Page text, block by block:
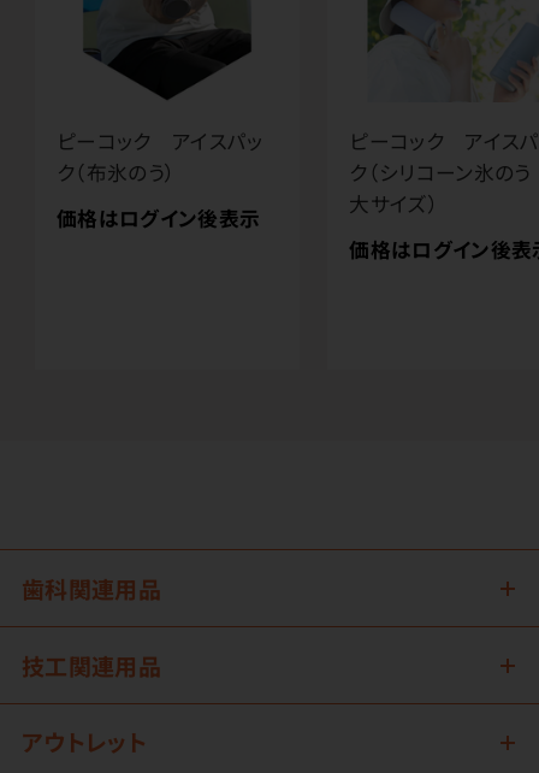
ピーコック アイスパッ
ク（布氷のう）
価格はログイン後表示
ピーコック アイス
ク（シリコーン氷の
大サイズ）
価格はログイン後表
歯科関連用品
技工関連用品
アウトレット